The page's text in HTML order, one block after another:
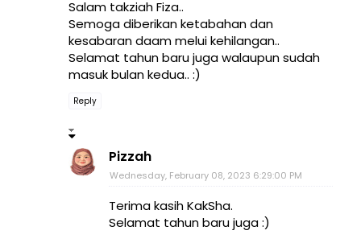
Salam takziah Fiza..
Semoga diberikan ketabahan dan
kesabaran daam melui kehilangan..
Selamat tahun baru juga walaupun sudah
masuk bulan kedua.. :)
Reply
Pizzah
Wednesday, February 08, 2023 6:29:00 PM
Terima kasih KakSha.
Selamat tahun baru juga :)